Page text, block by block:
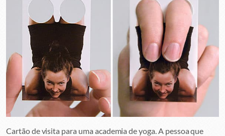
Cartão de visita para uma academia de yoga. A pessoa que